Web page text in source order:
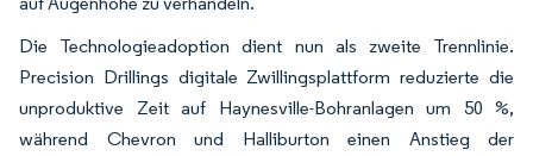
Die Technologieadoption dient nun als zweite Trennlinie.
Precision Drillings digitale Zwillingsplattform reduzierte die
unproduktive Zeit auf Haynesville-Bohranlagen um 50 %,
während Chevron und Halliburton einen Anstieg der